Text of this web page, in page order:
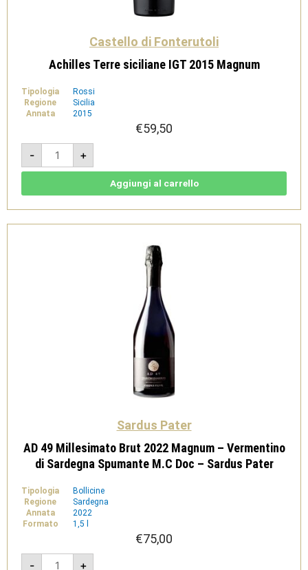
Castello di Fonterutoli
Achilles Terre siciliane IGT 2015 Magnum
Tipologia
Rossi
Regione
Sicilia
Annata
2015
€59,50
-
Achilles
Terre
siciliane
IGT
+
Aggiungi al carrello
Sardus Pater
AD 49 Millesimato Brut 2022 Magnum – Vermentino
di Sardegna Spumante M.C Doc – Sardus Pater
Tipologia
Bollicine
Regione
Sardegna
Annata
2022
Formato
1,5 l
€75,00
-
AD
+